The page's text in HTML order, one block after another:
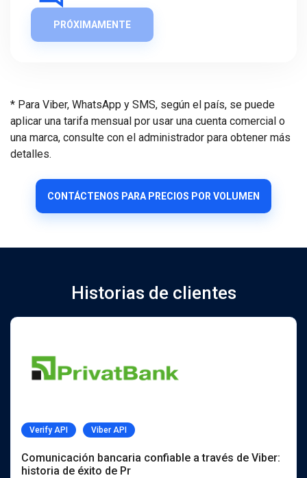
PRÓXIMAMENTE
* Para Viber, WhatsApp y SMS, según el país, se puede
aplicar una tarifa mensual por usar una cuenta comercial o
una marca, consulte con el administrador para obtener más
detalles.
CONTÁCTENOS PARA PRECIOS POR VOLUMEN
Historias de clientes
Verify API Viber API
Comunicación bancaria confiable a través de Viber:
historia de éxito de Pr